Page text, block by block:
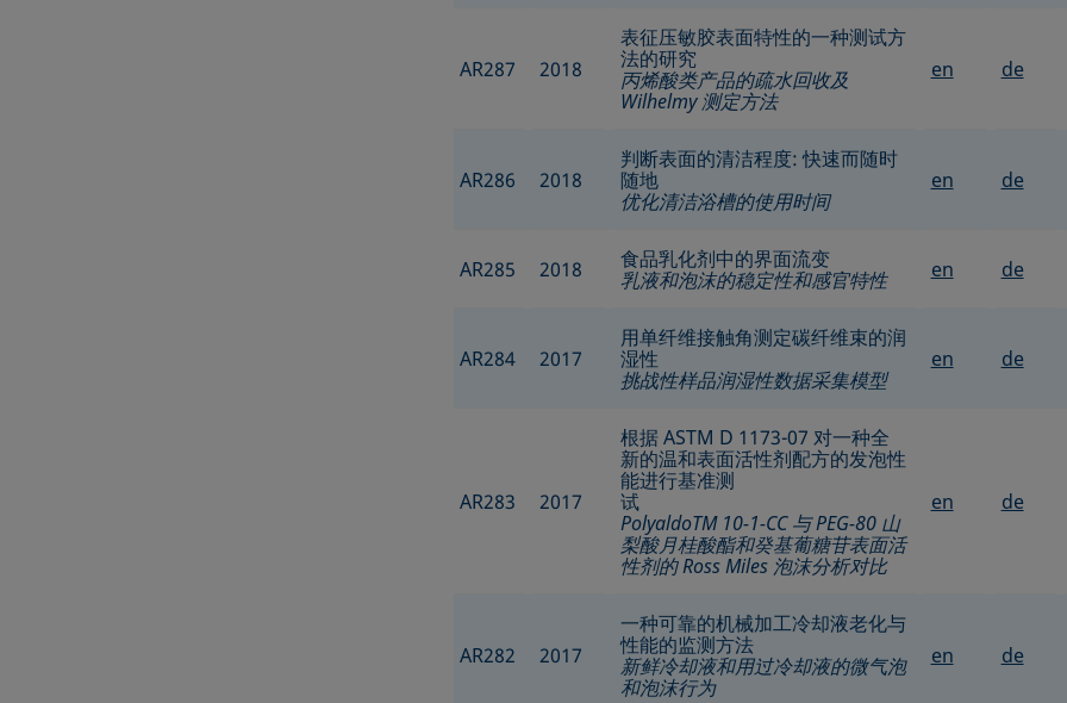
AR287 2018
表征压敏胶表面特性的一种测试方
法的研究
丙烯酸类产品的疏水回收及
Wilhelmy 测定方法
en de
AR286 2018
判断表面的清洁程度: 快速而随时
随地
优化清洁浴槽的使用时间
en de
AR285 2018
食品乳化剂中的界面流变
乳液和泡沫的稳定性和感官特性
en de
AR284 2017
用单纤维接触角测定碳纤维束的润
湿性
挑战性样品润湿性数据采集模型
en de
AR283 2017
根据 ASTM D 1173-07 对一种全
新的温和表面活性剂配方的发泡性
能进行基准测
试
PolyaldoTM 10-1-CC 与 PEG-80 山
梨酸月桂酸酯和癸基葡糖苷表面活
性剂的 Ross Miles 泡沫分析对比
en de
AR282 2017
一种可靠的机械加工冷却液老化与
性能的监测方法
新鲜冷却液和用过冷却液的微气泡
和泡沫行为
en de